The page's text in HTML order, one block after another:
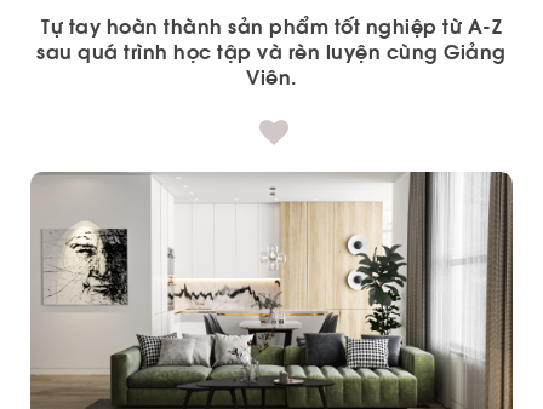
Tự tay hoàn thành sản phẩm tốt nghiệp từ A-Z
sau quá trình học tập và rèn luyện cùng Giảng
Viên.